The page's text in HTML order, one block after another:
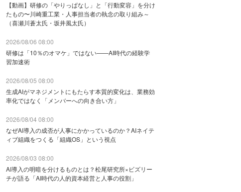
【動画】研修の「やりっぱなし」と「行動変容」を分け
たもの〜川崎重工業・人事担当者の執念の取り組み～
（喜瀬川蒼太氏・坂井風太氏）
2026/08/06 08:00
研修は「10％のオマケ」ではない——AI時代の経験学
習加速術
2026/08/05 08:00
生成AIがマネジメントにもたらす本質的変化は、業務効
率化ではなく「メンバーへの向き合い方」
2026/08/04 08:00
なぜAI導入の成否が人事にかかっているのか？AIネイテ
ィブ組織をつくる「組織OS」という視点
2026/08/03 08:00
AI導入の明暗を分けるものとは？松尾研究所×ビズリー
チが語る「AI時代の人的資本経営と人事の役割」